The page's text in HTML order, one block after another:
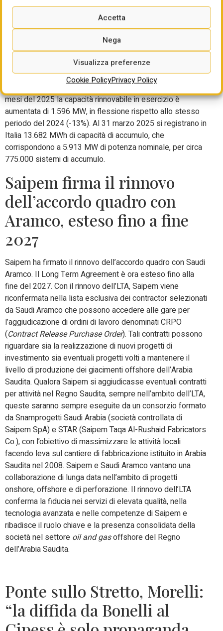
Accetta
Nega
Visualizza preferenze
Cookie PolicyPrivacy Policy
marzo 2024). In aumento la fonte fotovoltaica (+23,8%) e
termica (+18,6%). In diminuzione la fonte idrica (-33,6%),
geotermica (-2,4%) ed eolica (-7,2%). Per quest’ultima si
tratta del terzo mese consecutivo di flessione. A marzo la
nuova capacità rinnovabile è in aumento di 777 MW, +52%
rispetto allo stesso mese dello scorso anno. Di questi,
352 MW per impianti collegati in Alta Tensione, 263 MW in
Media Tensione e 161 MW in Bassa Tensione. Nei primi tre
mesi del 2025 la capacità rinnovabile in esercizio è
aumentata di 1.596 MW, in flessione rispetto allo stesso
periodo del 2024 (-13%). Al 31 marzo 2025 si registrano in
Italia 13.682 MWh di capacità di accumulo, che
corrispondono a 5.913 MW di potenza nominale, per circa
775.000 sistemi di accumulo.
Saipem firma il rinnovo
dell’accordo quadro con
Aramco, esteso fino a fine
2027
Saipem ha firmato il rinnovo dell’accordo quadro con Saudi
Aramco. Il Long Term Agreement è ora esteso fino alla
fine del 2027. Con il rinnovo dell’LTA, Saipem viene
riconfermata nella lista esclusiva dei contractor selezionati
da Saudi Aramco che possono accedere alle gare per
l’aggiudicazione di ordini di lavoro denominati CRPO
(Contract Release Purchase Order). Tali contratti possono
riguardare sia la realizzazione di nuovi progetti di
investimento sia eventuali progetti volti a mantenere il
livello di produzione dei giacimenti offshore dell’Arabia
Saudita. Qualora Saipem si aggiudicasse eventuali contratti
per attività nel Regno Saudita, sempre nell’ambito dell’LTA,
queste saranno sempre eseguite da un consorzio formato
da Snamprogetti Saudi Arabia (società controllata di
Saipem SpA) e STAR (Saipem Taqa Al-Rushaid Fabricators
Co.), con l’obiettivo di massimizzare le attività locali
facendo leva sul cantiere di fabbricazione istituito in Arabia
Saudita nel 2008. Saipem e Saudi Aramco vantano una
collaborazione di lunga data nell’ambito di progetti
onshore, offshore e di perforazione. Il rinnovo dell’LTA
conferma la fiducia nei servizi di elevata qualità, nella
tecnologia avanzata e nelle competenze di Saipem e
ribadisce il ruolo chiave e la presenza consolidata della
società nel settore oil and gasoffshore del Regno
dell’Arabia Saudita.
Ponte sullo Stretto, Morelli:
“la diffida da Bonelli al